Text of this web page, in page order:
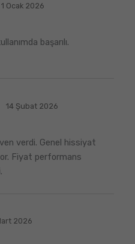
1 Ocak 2026
başarılı.
14 Şubat 2026
verdi. Genel hissiyat
Fiyat performans
2026